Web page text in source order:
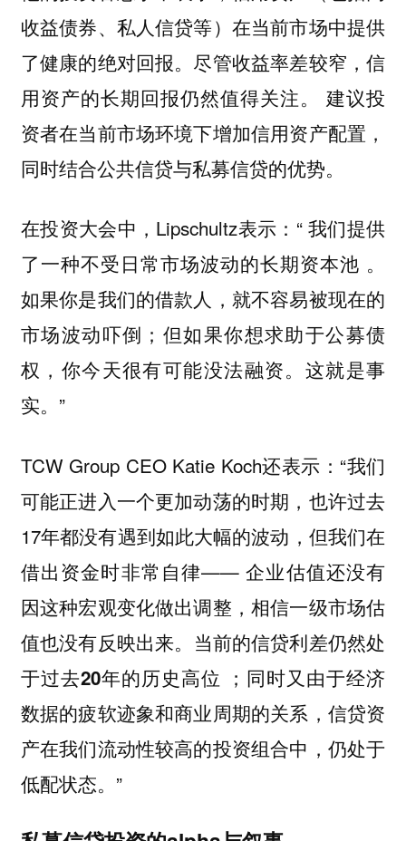
收益债券、私人信贷等）在当前市场中提供
了健康的绝对回报。尽管收益率差较窄，信
用资产的长期回报仍然值得关注。建议投
资者在当前市场环境下增加信用资产配置，
同时结合公共信贷与私募信贷的优势。
在投资大会中，Lipschultz表示：“我们提供
了一种不受日常市场波动的长期资本池 。
如果你是我们的借款人，就不容易被现在的
市场波动吓倒；但如果你想求助于公募债
权，你今天很有可能没法融资。这就是事
实。”
TCW Group CEO Katie Koch还表示：“我们
可能正进入一个更加动荡的时期，也许过去
17年都没有遇到如此大幅的波动，但我们在
借出资金时非常自律——企业估值还没有
因这种宏观变化做出调整，相信一级市场估
值也没有反映出来。 当前的信贷利差仍然处
于过去20年的历史高位
；同时又由于经济
数据的疲软迹象和商业周期的关系，信贷资
产在我们流动性较高的投资组合中，仍处于
低配状态。”